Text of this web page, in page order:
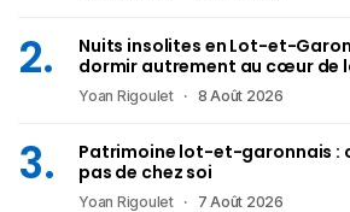
Nuits insolites en Lot-et-
dormir autrement au cœur de
Yoan Rigoulet 8 Août 2026
Patrimoine lot-et-garonnais :
pas de chez soi
Yoan Rigoulet 7 Août 2026